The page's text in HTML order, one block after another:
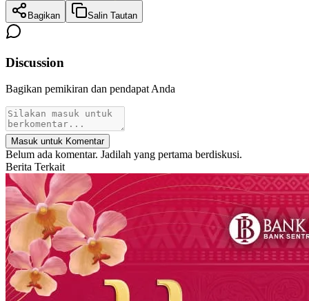
Bagikan Salin Tautan
Discussion
Bagikan pemikiran dan pendapat Anda
Masuk untuk Komentar
Belum ada komentar. Jadilah yang pertama berdiskusi.
Berita Terkait